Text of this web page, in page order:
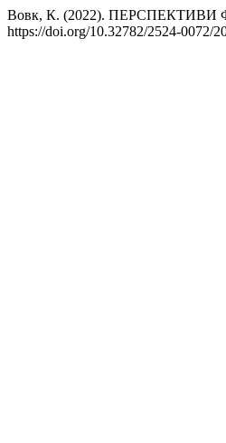
Вовк, К. (2022).
https://doi.org/10.32782/2524-0072/